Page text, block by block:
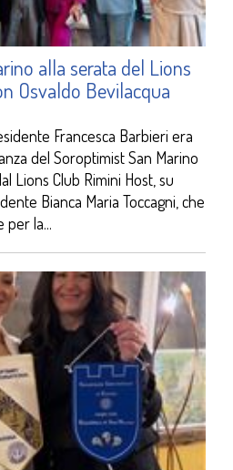
alla serata del Lions
Osvaldo Bevilacqua
Francesca Barbieri era
del Soroptimist San Marino
Lions Club Rimini Host, su
Bianca Maria Toccagni, che
per la...